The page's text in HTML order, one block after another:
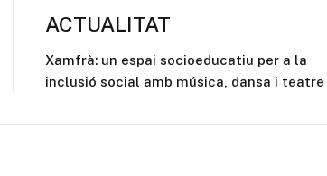
ACTUALITAT
Xamfrà: un espai socioeducatiu per a la
inclusió social amb música, dansa i teatre